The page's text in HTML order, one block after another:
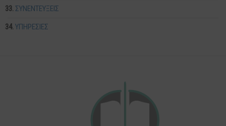
ΣΥΝΕΝΤΕΥΞΕΙΣ
ΥΠΗΡΕΣΙΕΣ